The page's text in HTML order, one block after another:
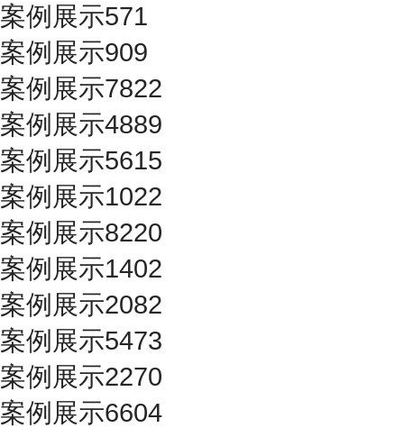
案例展示571
案例展示909
案例展示7822
案例展示4889
案例展示5615
案例展示1022
案例展示8220
案例展示1402
案例展示2082
案例展示5473
案例展示2270
案例展示6604